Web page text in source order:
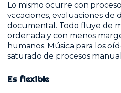
Lo mismo ocurre con
vacaciones, evaluaciones de
documental. Todo fluye de
ordenada y con menos
humanos. Música para los
saturado de procesos
Es flexible